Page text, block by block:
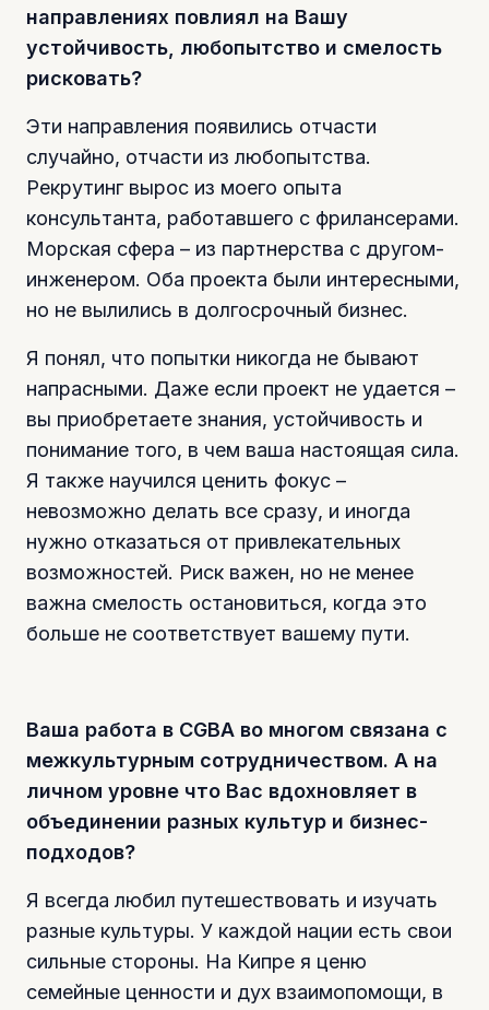
направлениях повлиял на Вашу
устойчивость, любопытство и смелость
рисковать?
Эти направления появились отчасти
случайно, отчасти из любопытства.
Рекрутинг вырос из моего опыта
консультанта, работавшего с фрилансерами.
Морская сфера – из партнерства с другом-
инженером. Оба проекта были интересными,
но не вылились в долгосрочный бизнес.
Я понял, что попытки никогда не бывают
напрасными. Даже если проект не удается –
вы приобретаете знания, устойчивость и
понимание того, в чем ваша настоящая сила.
Я также научился ценить фокус –
невозможно делать все сразу, и иногда
нужно отказаться от привлекательных
возможностей. Риск важен, но не менее
важна смелость остановиться, когда это
больше не соответствует вашему пути.
Ваша работа в CGBA во многом связана с
межкультурным сотрудничеством. А на
личном уровне что Вас вдохновляет в
объединении разных культур и бизнес-
подходов?
Я всегда любил путешествовать и изучать
разные культуры. У каждой нации есть свои
сильные стороны. На Кипре я ценю
семейные ценности и дух взаимопомощи, в